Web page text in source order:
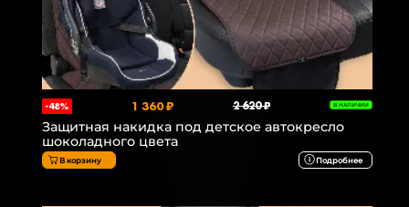
-48% 1 360 ₽ 2 620 ₽ В НАЛИЧИИ
Защитная накидка под детское автокресло
шоколадного цвета
В корзину Подробнее